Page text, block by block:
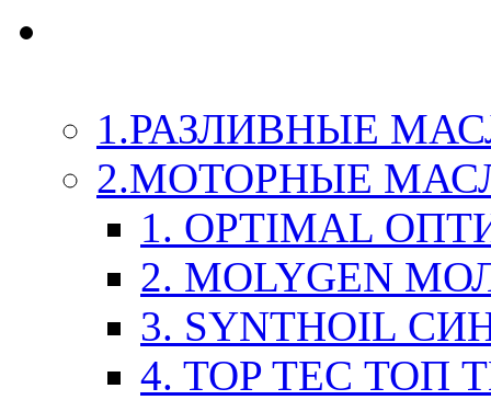
1.РАЗЛИВНЫЕ
2.МОТОРНЫЕ
1. OPTIMAL
2. MOLYGEN
3. SYNTHOIL
4. TOP TEC ТОП